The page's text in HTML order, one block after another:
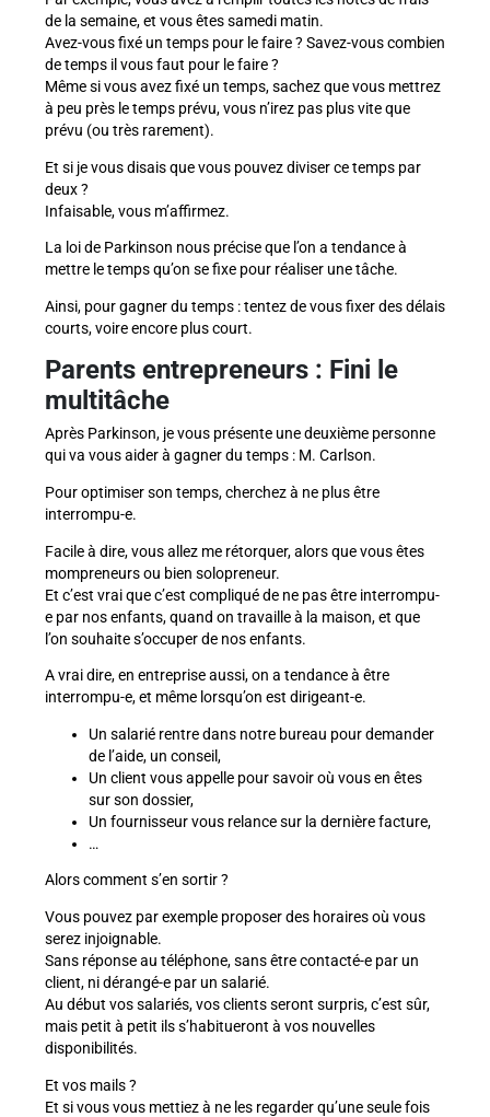
de la semaine, et vous êtes samedi matin.
Avez-vous fixé un temps pour le faire ? Savez-vous combien
de temps il vous faut pour le faire ?
Même si vous avez fixé un temps, sachez que vous mettrez
à peu près le temps prévu, vous n’irez pas plus vite que
prévu (ou très rarement).
Et si je vous disais que vous pouvez diviser ce temps par
deux ?
Infaisable, vous m’affirmez.
La loi de Parkinson nous précise que l’on a tendance à
mettre le temps qu’on se fixe pour réaliser une tâche.
Ainsi, pour gagner du temps : tentez de vous fixer des délais
courts, voire encore plus court.
Parents entrepreneurs : Fini le
multitâche
Après Parkinson, je vous présente une deuxième personne
qui va vous aider à gagner du temps : M. Carlson.
Pour optimiser son temps, cherchez à ne plus être
interrompu-e.
Facile à dire, vous allez me rétorquer, alors que vous êtes
mompreneurs ou bien solopreneur.
Et c’est vrai que c’est compliqué de ne pas être interrompu-
e par nos enfants, quand on travaille à la maison, et que
l’on souhaite s’occuper de nos enfants.
A vrai dire, en entreprise aussi, on a tendance à être
interrompu-e, et même lorsqu’on est dirigeant-e.
Un salarié rentre dans notre bureau pour demander
de l’aide, un conseil,
Un client vous appelle pour savoir où vous en êtes
sur son dossier,
Un fournisseur vous relance sur la dernière facture,
…
Alors comment s’en sortir ?
Vous pouvez par exemple proposer des horaires où vous
serez injoignable.
Sans réponse au téléphone, sans être contacté-e par un
client, ni dérangé-e par un salarié.
Au début vos salariés, vos clients seront surpris, c’est sûr,
mais petit à petit ils s’habitueront à vos nouvelles
disponibilités.
Et vos mails ?
Et si vous vous mettiez à ne les regarder qu’une seule fois